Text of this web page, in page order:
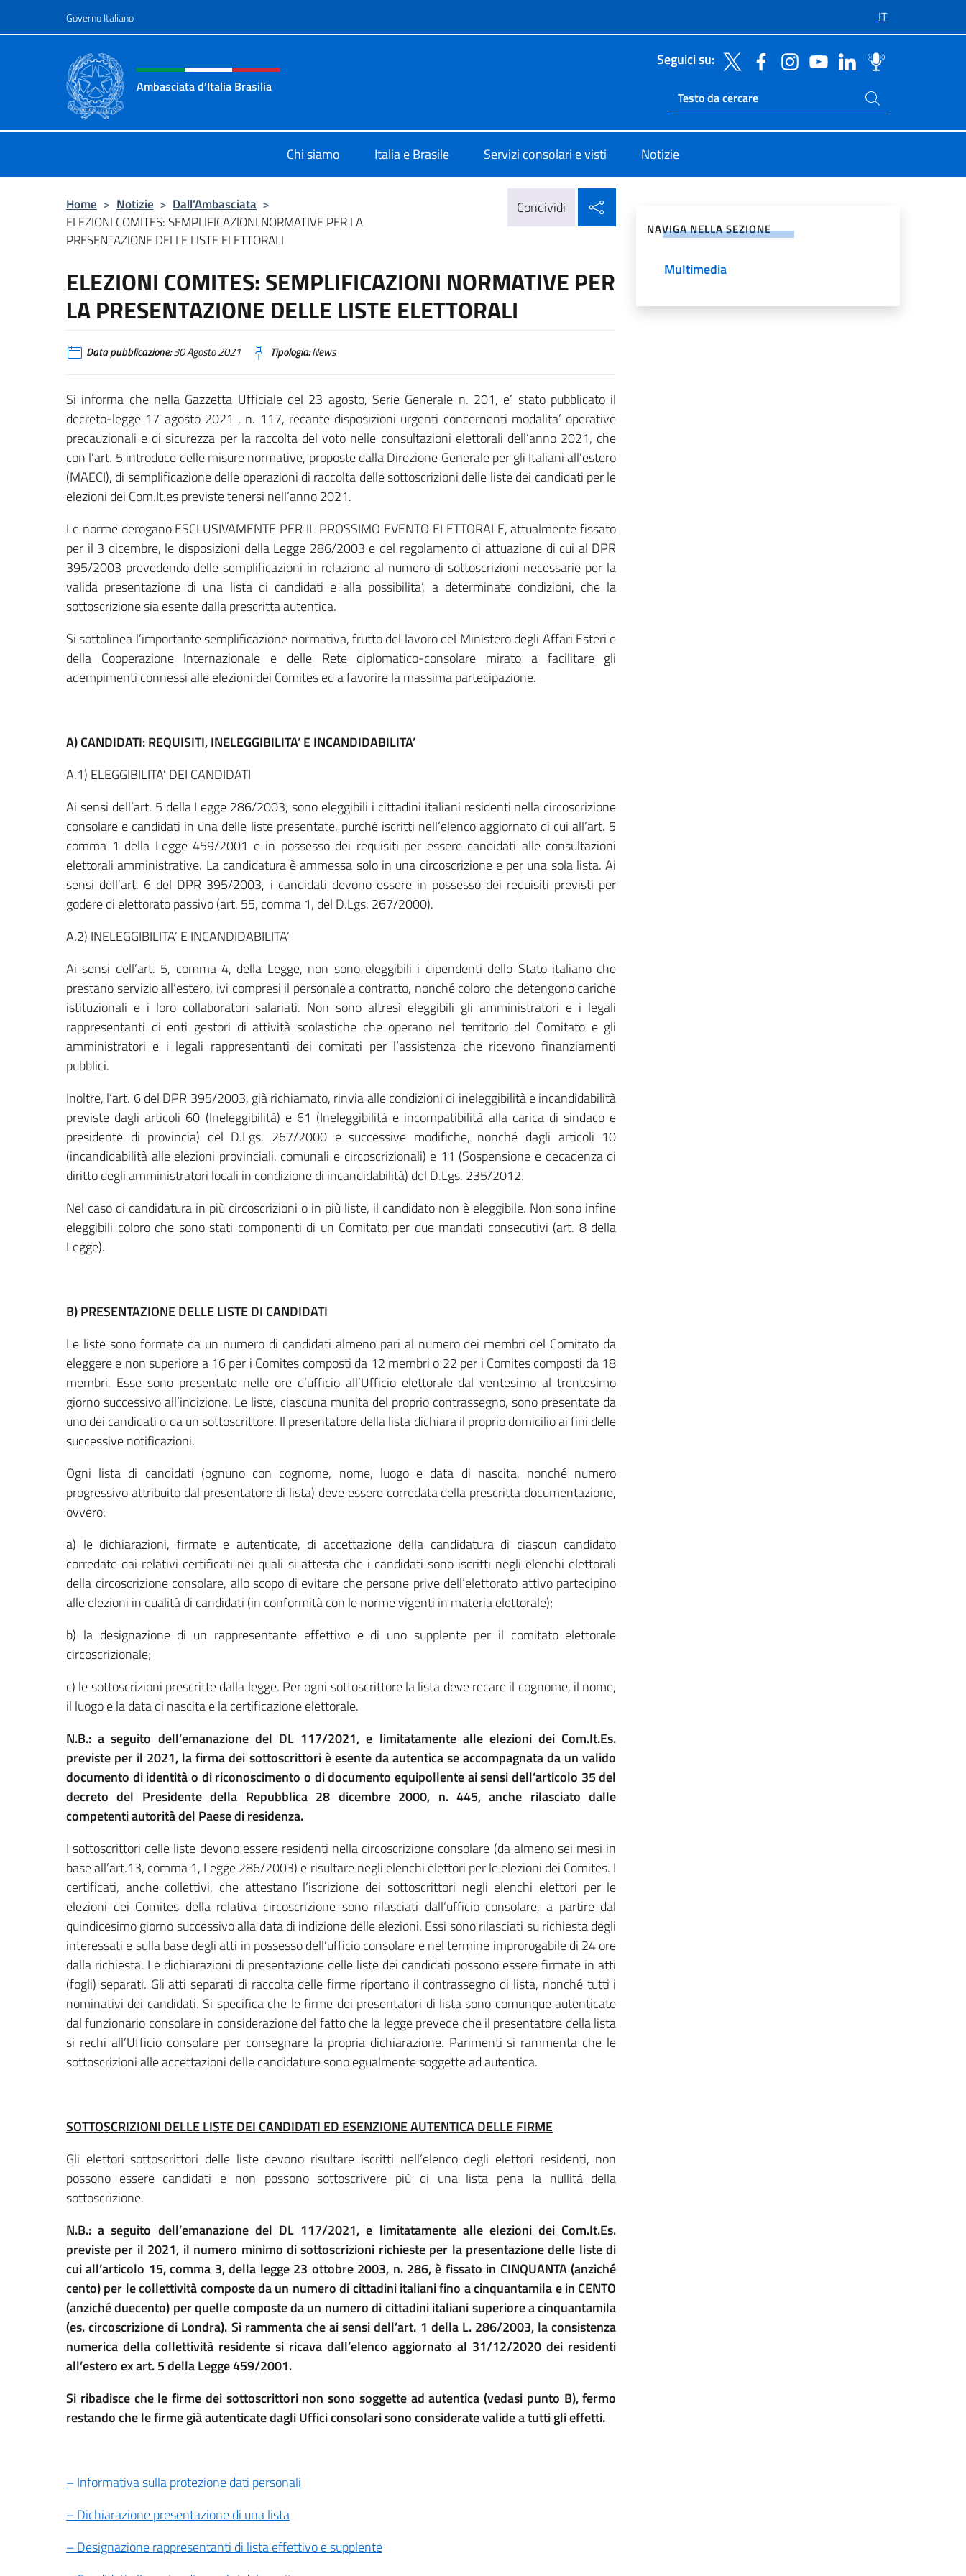
Governo Italiano IT
Intestazione sito, social e menù
Ambasciata d'Italia Brasilia
Seguici su:
Ricerca sito live
Cerca nel sito
Chi siamo Italia e Brasile Servizi consolari e visti Notizie
Home > Notizie > Dall’Ambasciata >
ELEZIONI COMITES: SEMPLIFICAZIONI NORMATIVE PER LA
PRESENTAZIONE DELLE LISTE ELETTORALI
Condividi
ELEZIONI COMITES: SEMPLIFICAZIONI NORMATIVE PER
LA PRESENTAZIONE DELLE LISTE ELETTORALI
Data pubblicazione:30 Agosto 2021 Tipologia:News
Si informa che nella Gazzetta Ufficiale del 23 agosto, Serie Generale n. 201, e’ stato pubblicato il
decreto-legge 17 agosto 2021 , n. 117, recante disposizioni urgenti concernenti modalita’ operative
precauzionali e di sicurezza per la raccolta del voto nelle consultazioni elettorali dell’anno 2021, che
con l’art. 5 introduce delle misure normative, proposte dalla Direzione Generale per gli Italiani all’estero
(MAECI), di semplificazione delle operazioni di raccolta delle sottoscrizioni delle liste dei candidati per le
elezioni dei Com.It.es previste tenersi nell’anno 2021.
Le norme derogano ESCLUSIVAMENTE PER IL PROSSIMO EVENTO ELETTORALE, attualmente fissato
per il 3 dicembre, le disposizioni della Legge 286/2003 e del regolamento di attuazione di cui al DPR
395/2003 prevedendo delle semplificazioni in relazione al numero di sottoscrizioni necessarie per la
valida presentazione di una lista di candidati e alla possibilita’, a determinate condizioni, che la
sottoscrizione sia esente dalla prescritta autentica.
Si sottolinea l’importante semplificazione normativa, frutto del lavoro del Ministero degli Affari Esteri e
della Cooperazione Internazionale e delle Rete diplomatico-consolare mirato a facilitare gli
adempimenti connessi alle elezioni dei Comites ed a favorire la massima partecipazione.
A) CANDIDATI: REQUISITI, INELEGGIBILITA’ E INCANDIDABILITA’
A.1) ELEGGIBILITA’ DEI CANDIDATI
Ai sensi dell’art. 5 della Legge 286/2003, sono eleggibili i cittadini italiani residenti nella circoscrizione
consolare e candidati in una delle liste presentate, purché iscritti nell’elenco aggiornato di cui all’art. 5
comma 1 della Legge 459/2001 e in possesso dei requisiti per essere candidati alle consultazioni
elettorali amministrative. La candidatura è ammessa solo in una circoscrizione e per una sola lista. Ai
sensi dell’art. 6 del DPR 395/2003, i candidati devono essere in possesso dei requisiti previsti per
godere di elettorato passivo (art. 55, comma 1, del D.Lgs. 267/2000).
A.2) INELEGGIBILITA’ E INCANDIDABILITA’
Ai sensi dell’art. 5, comma 4, della Legge, non sono eleggibili i dipendenti dello Stato italiano che
prestano servizio all’estero, ivi compresi il personale a contratto, nonché coloro che detengono cariche
istituzionali e i loro collaboratori salariati. Non sono altresì eleggibili gli amministratori e i legali
rappresentanti di enti gestori di attività scolastiche che operano nel territorio del Comitato e gli
amministratori e i legali rappresentanti dei comitati per l’assistenza che ricevono finanziamenti
pubblici.
Inoltre, l’art. 6 del DPR 395/2003, già richiamato, rinvia alle condizioni di ineleggibilità e incandidabilità
previste dagli articoli 60 (Ineleggibilità) e 61 (Ineleggibilità e incompatibilità alla carica di sindaco e
presidente di provincia) del D.Lgs. 267/2000 e successive modifiche, nonché dagli articoli 10
(incandidabilità alle elezioni provinciali, comunali e circoscrizionali) e 11 (Sospensione e decadenza di
diritto degli amministratori locali in condizione di incandidabilità) del D.Lgs. 235/2012.
Nel caso di candidatura in più circoscrizioni o in più liste, il candidato non è eleggibile. Non sono infine
eleggibili coloro che sono stati componenti di un Comitato per due mandati consecutivi (art. 8 della
Legge).
B) PRESENTAZIONE DELLE LISTE DI CANDIDATI
Le liste sono formate da un numero di candidati almeno pari al numero dei membri del Comitato da
eleggere e non superiore a 16 per i Comites composti da 12 membri o 22 per i Comites composti da 18
membri. Esse sono presentate nelle ore d’ufficio all’Ufficio elettorale dal ventesimo al trentesimo
giorno successivo all’indizione. Le liste, ciascuna munita del proprio contrassegno, sono presentate da
uno dei candidati o da un sottoscrittore. Il presentatore della lista dichiara il proprio domicilio ai fini delle
successive notificazioni.
Ogni lista di candidati (ognuno con cognome, nome, luogo e data di nascita, nonché numero
progressivo attribuito dal presentatore di lista) deve essere corredata della prescritta documentazione,
ovvero:
a) le dichiarazioni, firmate e autenticate, di accettazione della candidatura di ciascun candidato
corredate dai relativi certificati nei quali si attesta che i candidati sono iscritti negli elenchi elettorali
della circoscrizione consolare, allo scopo di evitare che persone prive dell’elettorato attivo partecipino
alle elezioni in qualità di candidati (in conformità con le norme vigenti in materia elettorale);
b) la designazione di un rappresentante effettivo e di uno supplente per il comitato elettorale
circoscrizionale;
c) le sottoscrizioni prescritte dalla legge. Per ogni sottoscrittore la lista deve recare il cognome, il nome,
il luogo e la data di nascita e la certificazione elettorale.
N.B.: a seguito dell’emanazione del DL 117/2021, e limitatamente alle elezioni dei Com.It.Es.
previste per il 2021, la firma dei sottoscrittori è esente da autentica se accompagnata da un valido
documento di identità o di riconoscimento o di documento equipollente ai sensi dell’articolo 35 del
decreto del Presidente della Repubblica 28 dicembre 2000, n. 445, anche rilasciato dalle
competenti autorità del Paese di residenza.
I sottoscrittori delle liste devono essere residenti nella circoscrizione consolare (da almeno sei mesi in
base all’art.13, comma 1, Legge 286/2003) e risultare negli elenchi elettori per le elezioni dei Comites. I
certificati, anche collettivi, che attestano l’iscrizione dei sottoscrittori negli elenchi elettori per le
elezioni dei Comites della relativa circoscrizione sono rilasciati dall’ufficio consolare, a partire dal
quindicesimo giorno successivo alla data di indizione delle elezioni. Essi sono rilasciati su richiesta degli
interessati e sulla base degli atti in possesso dell’ufficio consolare e nel termine improrogabile di 24 ore
dalla richiesta. Le dichiarazioni di presentazione delle liste dei candidati possono essere firmate in atti
(fogli) separati. Gli atti separati di raccolta delle firme riportano il contrassegno di lista, nonché tutti i
nominativi dei candidati. Si specifica che le firme dei presentatori di lista sono comunque autenticate
dal funzionario consolare in considerazione del fatto che la legge prevede che il presentatore della lista
si rechi all’Ufficio consolare per consegnare la propria dichiarazione. Parimenti si rammenta che le
sottoscrizioni alle accettazioni delle candidature sono egualmente soggette ad autentica.
SOTTOSCRIZIONI DELLE LISTE DEI CANDIDATI ED ESENZIONE AUTENTICA DELLE FIRME
Gli elettori sottoscrittori delle liste devono risultare iscritti nell’elenco degli elettori residenti, non
possono essere candidati e non possono sottoscrivere più di una lista pena la nullità della
sottoscrizione.
N.B.: a seguito dell’emanazione del DL 117/2021, e limitatamente alle elezioni dei Com.It.Es.
previste per il 2021, il numero minimo di sottoscrizioni richieste per la presentazione delle liste di
cui all’articolo 15, comma 3, della legge 23 ottobre 2003, n. 286, è fissato in CINQUANTA (anziché
cento) per le collettività composte da un numero di cittadini italiani fino a cinquantamila e in CENTO
(anziché duecento) per quelle composte da un numero di cittadini italiani superiore a cinquantamila
(es. circoscrizione di Londra). Si rammenta che ai sensi dell’art. 1 della L. 286/2003, la consistenza
numerica della collettività residente si ricava dall’elenco aggiornato al 31/12/2020 dei residenti
all’estero ex art. 5 della Legge 459/2001.
Si ribadisce che le firme dei sottoscrittori non sono soggette ad autentica (vedasi punto B), fermo
restando che le firme già autenticate dagli Uffici consolari sono considerate valide a tutti gli effetti.
– Informativa sulla protezione dati personali
– Dichiarazione presentazione di una lista
– Designazione rappresentanti di lista effettivo e supplente
NAVIGA NELLA SEZIONE
Multimedia